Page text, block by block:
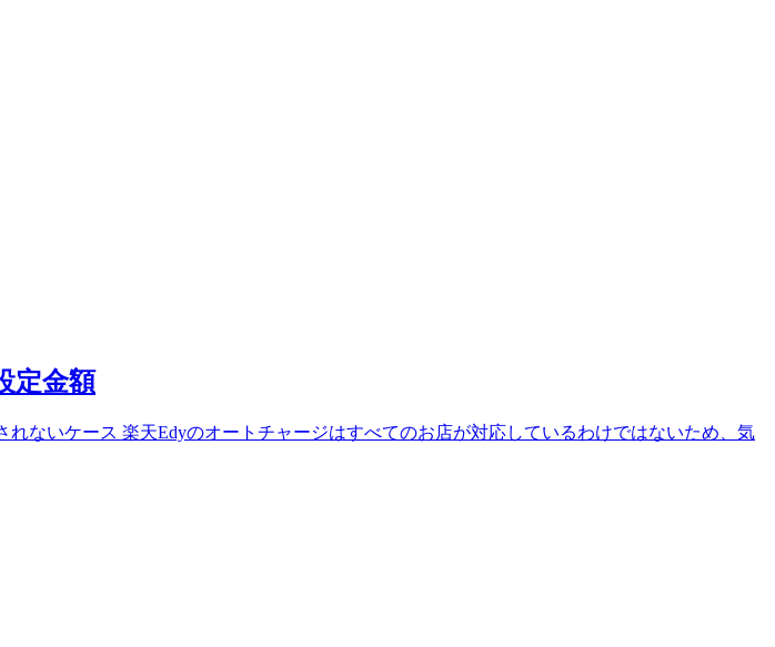
定金額
ないケース 楽天Edyのオートチャージはすべてのお店が対応しているわけではないため、気